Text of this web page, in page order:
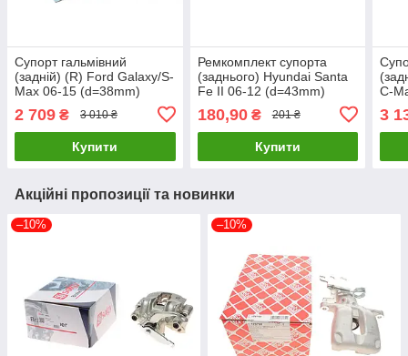
Супорт гальмівний
(задній) (R) Ford Galaxy/S-
Max 06-15 (d=38mm)
(TRW) Ід. №1483 L 393723
UA61
2 709 ₴ 3 010 ₴
Купити
Ремкомплект супорта
(заднього) Hyundai Santa
Fe II 06-12 (d=43mm)
(Mando) FRENKIT 243032
UA61
180,90₴ 201 ₴
Купити
C-
3
Акційні пропозиції та новинки
–10% –10%